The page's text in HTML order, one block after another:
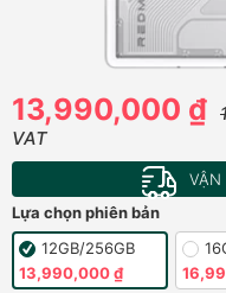
13,990,000 ₫
VAT
VẬN
Lựa chọn phiên bản
12GB/256GB
13,990,000 ₫